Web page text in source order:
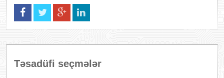
Təsadüfi seçmələr